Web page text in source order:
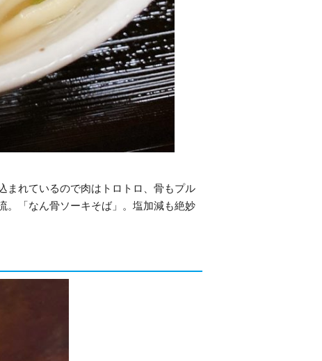
まれているので肉はトロトロ、骨もプル
。「なん骨ソーキそば」。塩加減も絶妙